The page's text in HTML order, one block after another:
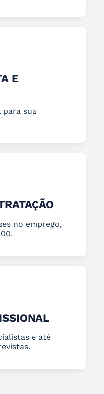
E
para sua
no emprego,
e até